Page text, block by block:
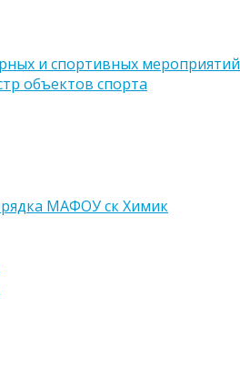
и спортивных мероприятий
объектов спорта
МАФОУ ск Химик